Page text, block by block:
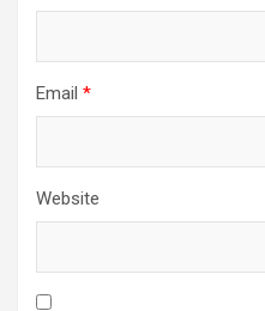
Email *
Website